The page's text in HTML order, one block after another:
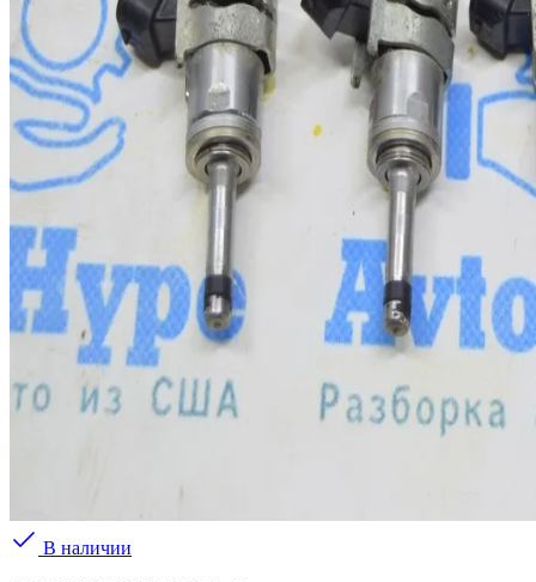
В наличии